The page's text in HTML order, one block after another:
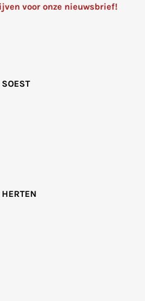
voor onze nieuwsbrief!